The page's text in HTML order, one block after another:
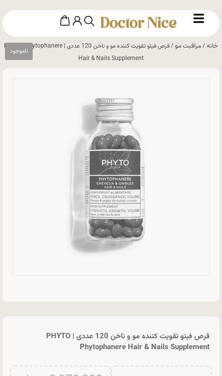
خانه/مراقبت مو
/ قرص فیتو تقویت کننده مو و ناخن 120 عددی | PHYTO Phytophanere
Hair & Nails Supplement
قرص فیتو تقویت کننده مو و ناخن 120 عددی | PHYTO
Phytophanere Hair & Nails Supplement